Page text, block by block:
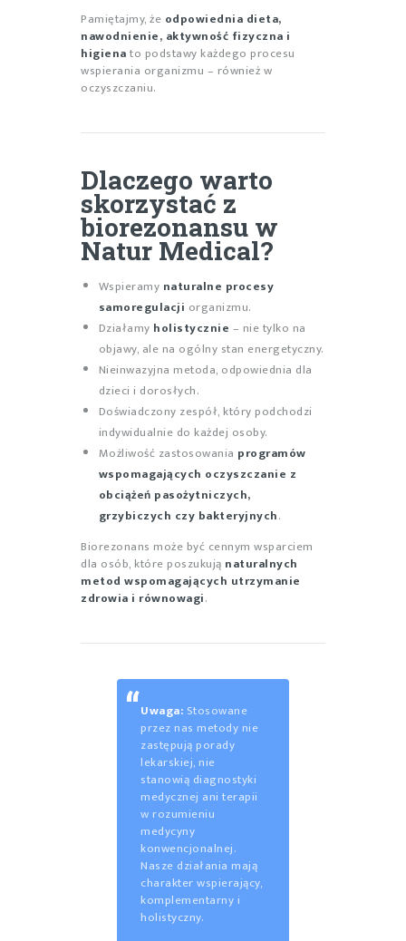
Pamiętajmy, że odpowiednia dieta,
nawodnienie, aktywność fizyczna i
higienato podstawy każdego procesu
wspierania organizmu – również w
oczyszczaniu.
Dlaczego warto
skorzystać z
biorezonansu w
Natur Medical?
Wspieramy naturalne procesy
samoregulacji organizmu.
Działamy holistycznie – nie tylko na
objawy, ale na ogólny stan energetyczny.
Nieinwazyjna metoda, odpowiednia dla
dzieci i dorosłych.
Doświadczony zespół, który podchodzi
indywidualnie do każdej osoby.
Możliwość zastosowania programów
wspomagających oczyszczanie z
obciążeń pasożytniczych,
grzybiczych czy bakteryjnych.
Biorezonans może być cennym wsparciem
dla osób, które poszukują naturalnych
metod wspomagających utrzymanie
zdrowia i równowagi.
Uwaga: Stosowane
przez nas metody nie
zastępują porady
lekarskiej, nie
stanowią diagnostyki
medycznej ani terapii
w rozumieniu
medycyny
konwencjonalnej.
Nasze działania mają
charakter wspierający,
komplementarny i
holistyczny.